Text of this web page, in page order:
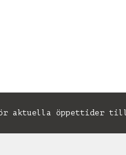
aktuella öppettider till